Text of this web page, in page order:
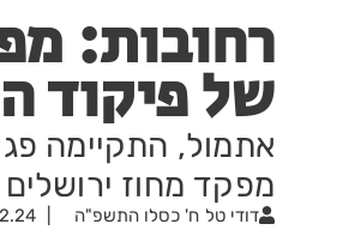
רחובות:
של פיקוד
אתמול, התקיימה
מפקד מחוז
דודי טל ח' כסלו התשפ"ה | 09:16